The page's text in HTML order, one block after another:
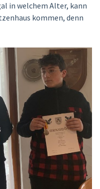
in welchem Alter, kann
kommen, denn